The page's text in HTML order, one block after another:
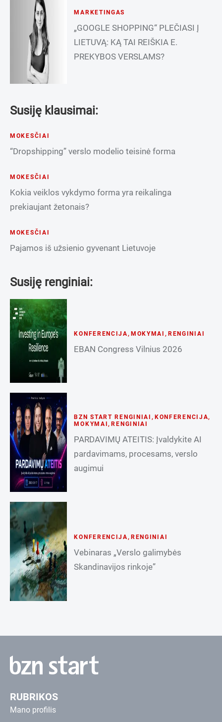
MARKETINGAS
„GOOGLE SHOPPING“ PLEČIASI Į
LIETUVĄ: KĄ TAI REIŠKIA E.
PREKYBOS VERSLAMS?
Susiję klausimai:
MOKESČIAI
“Dropshipping” verslo modelio teisinė forma
MOKESČIAI
Kokia veiklos vykdymo forma yra reikalinga
prekiaujant žetonais?
MOKESČIAI
Pajamos iš užsienio gyvenant Lietuvoje
Susiję renginiai:
KONFERENCIJA , MOKYMAI , RENGINIAI
EBAN Congress Vilnius 2026
BZN START RENGINIAI , KONFERENCIJA,
MOKYMAI, RENGINIAI
PARDAVIMŲ ATEITIS: Įvaldykite AI
pardavimams, procesams, verslo
augimui
KONFERENCIJA , RENGINIAI
Vebinaras „Verslo galimybės
Skandinavijos rinkoje”
RUBRIKOS
Mano profilis